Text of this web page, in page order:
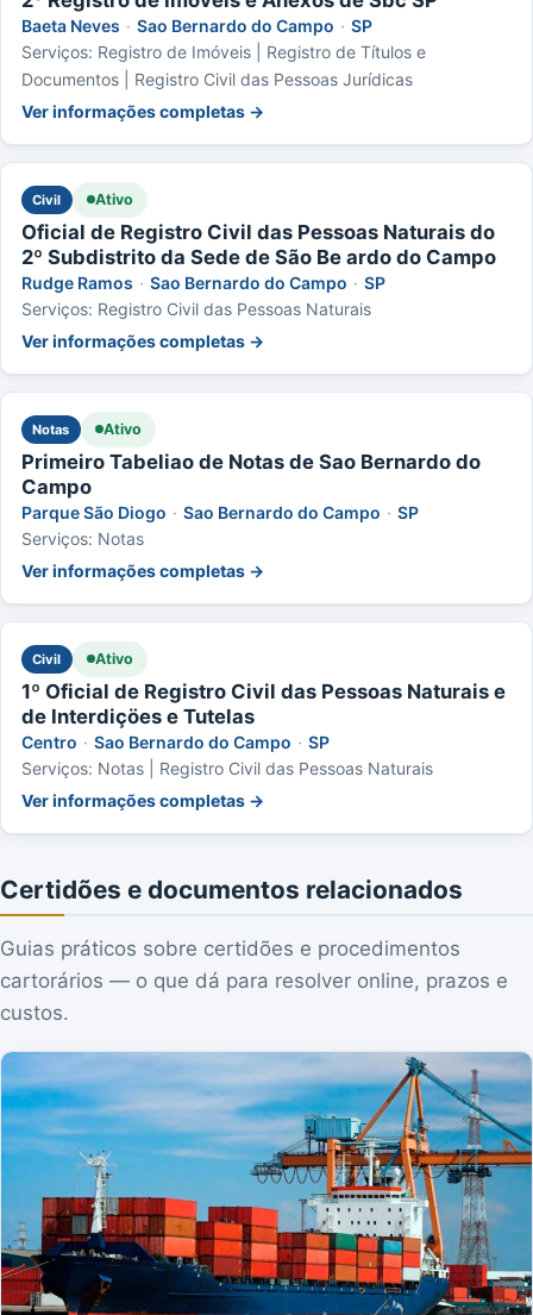
Baeta Neves · Sao Bernardo do Campo · SP
Serviços: Registro de Imóveis | Registro de Títulos e
Documentos | Registro Civil das Pessoas Jurídicas
Ver informações completas →
Civil Ativo
Oficial de Registro Civil das Pessoas Naturais do
2º Subdistrito da Sede de São Be ardo do Campo
Rudge Ramos · Sao Bernardo do Campo · SP
Serviços: Registro Civil das Pessoas Naturais
Ver informações completas →
Notas Ativo
Primeiro Tabeliao de Notas de Sao Bernardo do
Campo
Parque São Diogo · Sao Bernardo do Campo · SP
Serviços: Notas
Ver informações completas →
Civil Ativo
1º Oficial de Registro Civil das Pessoas Naturais e
de Interdiçöes e Tutelas
Centro · Sao Bernardo do Campo · SP
Serviços: Notas | Registro Civil das Pessoas Naturais
Ver informações completas →
Certidões e documentos relacionados
Guias práticos sobre certidões e procedimentos
cartorários — o que dá para resolver online, prazos e
custos.